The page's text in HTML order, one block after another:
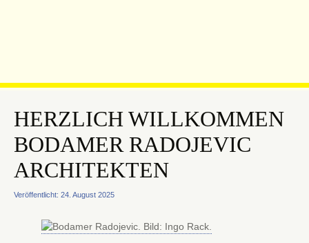
HERZLICH WILLKOMMEN
BODAMER RADOJEVIC
ARCHITEKTEN
Veröffentlicht: 24. August 2025